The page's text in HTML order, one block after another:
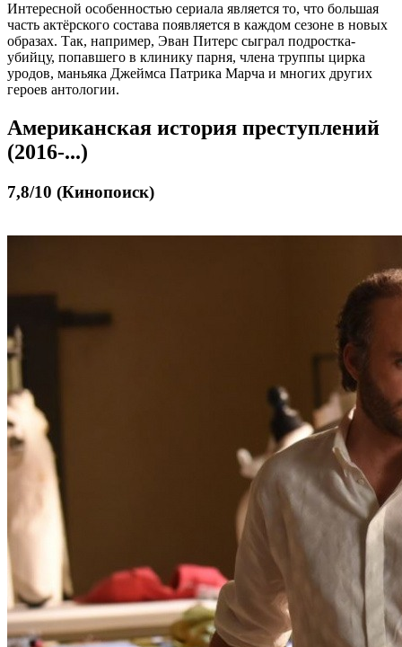
Интересной особенностью сериала является то, что большая
часть актёрского состава появляется в каждом сезоне в новых
образах. Так, например, Эван Питерс сыграл подростка-
убийцу, попавшего в клинику парня, члена труппы цирка
уродов, маньяка Джеймса Патрика Марча и многих других
героев антологии.
Американская история преступлений
(2016-...)
7,8/10 (Кинопоиск)